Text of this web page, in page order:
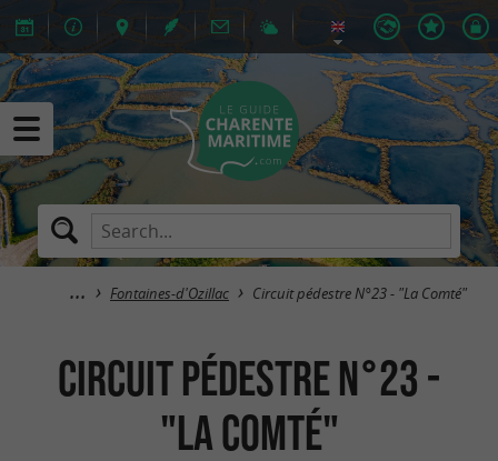
Fontaines-d'Ozillac Circuit pédestre N°23 - "La Comté"
Circuit pédestre N°23 -
"La Comté"